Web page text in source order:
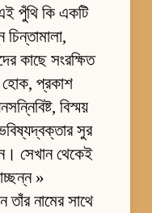
পুঁথি কি একটি
চিন্তামালা,
কাছে সংরক্ষিত
হোক, প্রকাশ
বিস্ময়
সুর
সেখান থেকেই
»
নামের সাথে